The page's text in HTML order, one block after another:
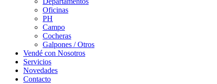
Oficinas
PH
Campo
Cocheras
Galpones / Otros
Vendé con Nosotros
Servicios
Novedades
Contacto